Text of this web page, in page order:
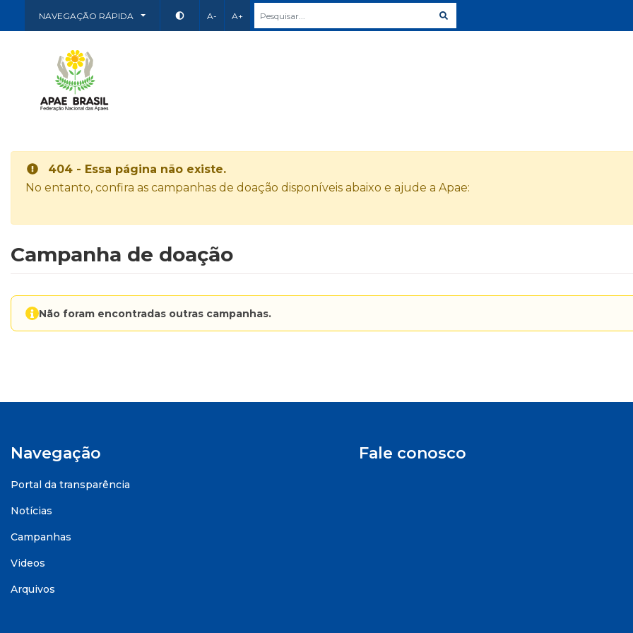
NAVEGAÇÃO RÁPIDA A- A+
404 - Essa página não existe.
No entanto, confira as campanhas de doação disponíveis abaixo e ajude a Apae:
Campanha de doação
Não foram encontradas outras campanhas.
Navegação
Portal da transparência
Notícias
Campanhas
Videos
Arquivos
Fale conosco